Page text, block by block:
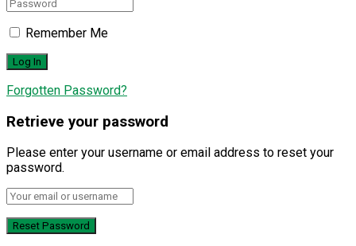
Remember Me
Forgotten Password?
Retrieve your password
Please enter your username or email address to reset your
password.